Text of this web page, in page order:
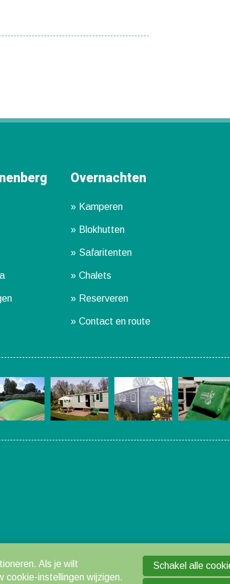
Overnachten
Kamperen
Blokhutten
Safaritenten
Chalets
Reserveren
Contact en route
Als je wilt
cookie-instellingen wijzigen.
Schakel alle